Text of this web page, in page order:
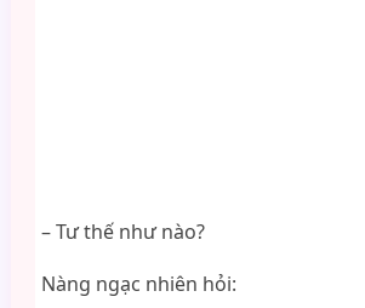
– Tư thế như nào?
Nàng ngạc nhiên hỏi: